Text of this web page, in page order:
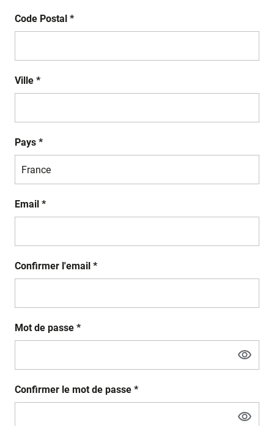
Code Postal *
Ville *
Pays *
Email *
Confirmer l'email *
Mot de passe *
Confirmer le mot de passe *